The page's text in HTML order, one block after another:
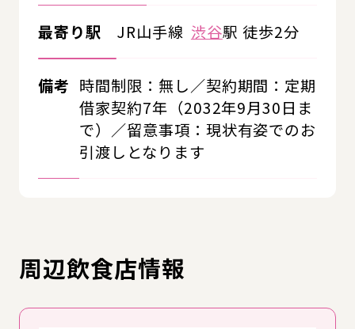
最寄り駅 JR山手線 渋谷駅 徒歩2分
備考 時間制限：無し／契約期間：定期
借家契約7年（2032年9月30日ま
で）／留意事項：現状有姿でのお
引渡しとなります
周辺飲食店情報